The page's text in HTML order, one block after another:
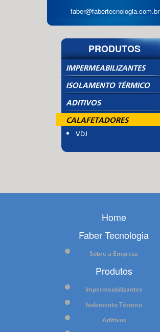
faber@fabertecnologia.com.br
PRODUTOS
IMPERMEABILIZANTES
ISOLAMENTO TÉRMICO
ADITIVOS
CALAFETADORES
VDJ
Home
Faber Tecnologia
Sobre a Empresa
Produtos
Impermeabilizantes
Isolamento Térmico
Aditivos